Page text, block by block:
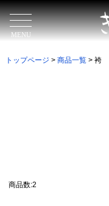
MENU
トップページ > 商品一覧> 袴
商品数:2